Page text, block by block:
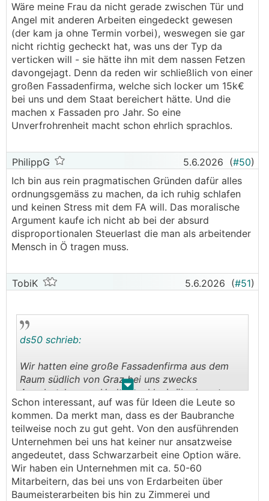
Wie soll denn das Geld an den Pfuscher bitte
versteuert sein? Weil der die Fliesen und den
Kleber mit Umsatzsteuer einkauft, die er aber eh
wieder rückerstattet bekommt? Und ja, eben
wegen des Risikos würde ich nichts schwarz
machen. Weil ohne Rechnung kann ich mich
brausen gehen, wenn was ist. Mit Rechnung hat
man zumindest die Möglichkeit einer juristischen
Intervention bzw. sollten gute Unternehmen auch
Versicherungen für solche Fälle haben.
kommen, was passiert, wenn ein Pfuscher in
meinem Haus einen nennenswerten
"Arbeitsunfall" hat. Meiner bescheidenen
Erfahrung nach ist Schwarzarbeit auch gar nicht
einmal so günstig. Die paar "Angebote", die ich
bekommen habe, waren entweder mehr oder
weniger gleich teuer wie bei anderen Anbietern
mit Rechnung oder schlicht lächerlich, weil
ich als Bauherr mir die dann zwar spare, der liebe
Herr Handwerker aber doppelt soviel verdient
Wäre meine Frau da nicht gerade zwischen Tür und
Angel mit anderen Arbeiten eingedeckt gewesen
(der kam ja ohne Termin vorbei), weswegen sie gar
nicht richtig gecheckt hat, was uns der Typ da
verticken will - sie hätte ihn mit dem nassen Fetzen
davongejagt. Denn da reden wir schließlich von einer
großen Fassadenfirma, welche sich locker um 15k€
bei uns und dem Staat bereichert hätte. Und die
machen x Fassaden pro Jahr. So eine
Unverfrohrenheit macht schon ehrlich sprachlos.
PhilippG 5.6.2026 (#50)
Ich bin aus rein pragmatischen Gründen dafür alles
ordnungsgemäss zu machen, da ich ruhig schlafen
und keinen Stress mit dem FA will. Das moralische
Argument kaufe ich nicht ab bei der absurd
disproportionalen Steuerlast die man als arbeitender
Mensch in Ö tragen muss.
TobiK 5.6.2026 (#51)
. .
ds50 schrieb:
Wir hatten eine große Fassadenfirma aus dem
Raum südlich von Graz bei uns zwecks
Angebotslegung. Und obwohl wir überhaupt
nicht darauf hingewiesen hatten hat der
Verkäufer von sich aus bei der Legung des
Angebotes gesagt, wieviel wir zu zahlen hätten,
und das aber die Hälfte ohne Rechnung wäre,
aber auf den Schwarz-Anteil auch die MWSt. zu
zahlen wäre. (?????) Im Endeffekt hätten wir eine
Ersparnis von lächerlichen 10-15% gehabt.
Schon interessant, auf was für Ideen die Leute so
kommen. Da merkt man, dass es der Baubranche
teilweise noch zu gut geht. Von den ausführenden
Unternehmen bei uns hat keiner nur ansatzweise
angedeutet, dass Schwarzarbeit eine Option wäre.
Wir haben ein Unternehmen mit ca. 50-60
Mitarbeitern, das bei uns von Erdarbeiten über
Baumeisterarbeiten bis hin zu Zimmerei und